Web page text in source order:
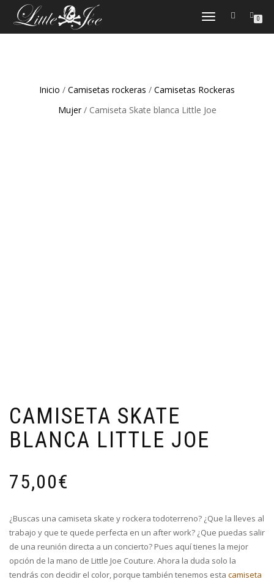
CAMBIAR
0
Inicio / Camisetas rockeras / Camisetas Rockeras
Mujer/ Camiseta Skate blanca Little Joe
CAMISETA SKATE
BLANCA LITTLE JOE
75,00€
¿Buscas una camiseta skate y rockera todoterreno? ¿Que la lleves al
trabajo y que te quede perfecta en un after work? ¿Que puedas salir
de una reunión directa a un concierto? Pues aquí tienes la mejor
opción de la mano de Little Joe Couture. Ahora la duda solo la
tendrás con decidir el color, porque también tenemos esta camiseta